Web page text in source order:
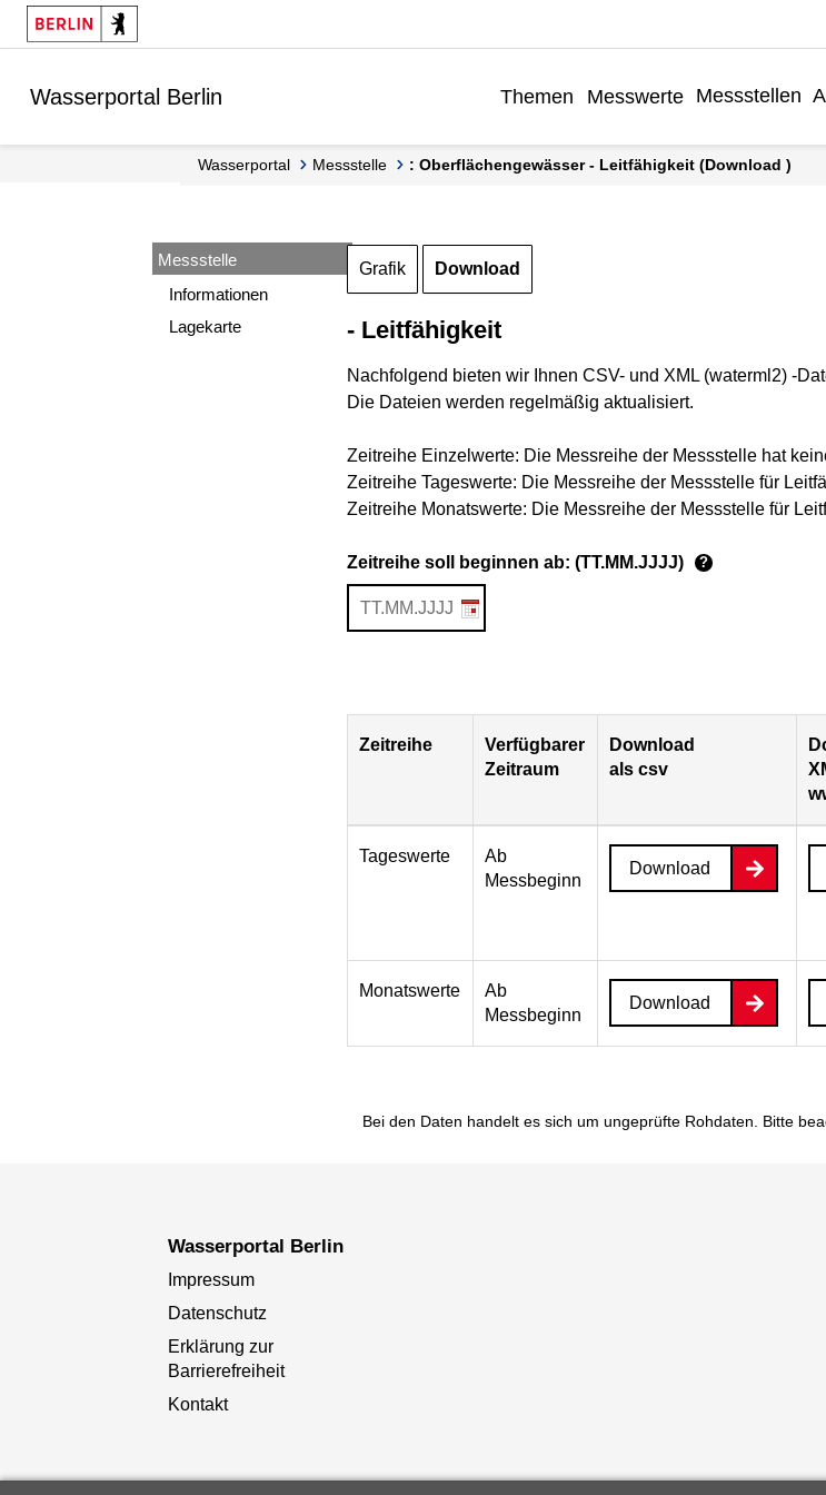
Springe zur Navigation
Springe zum Inhalt
Wasserportal Berlin Themen Messwerte Messstellen
Wasserportal Messstelle : Oberflächengewässer - Leitfähigkeit (Download )
Messstelle
Informationen
Lagekarte
Grafik Download
- Leitfähigkeit
Nachfolgend bieten wir Ihnen CSV- und XML (waterml2) -
Die Dateien werden regelmäßig aktualisiert.
Zeitreihe Einzelwerte: Die Messreihe der Messstelle hat
Zeitreihe Tageswerte: Die Messreihe der Messstelle für
Zeitreihe Monatswerte: Die Messreihe der Messstelle für
Zeitreihe soll beginnen ab: (TT.MM.JJJJ) ?
Zeitreihe
Verfügbarer
Zeitraum
Download
als csv
Tageswerte
Ab
Messbeginn
Download
Monatswerte
Ab
Messbeginn
Download
Bei den Daten handelt es sich um ungeprüfte Rohdaten. Bitte
Wasserportal Berlin
Impressum
Datenschutz
Erklärung zur
Barrierefreiheit
Kontakt